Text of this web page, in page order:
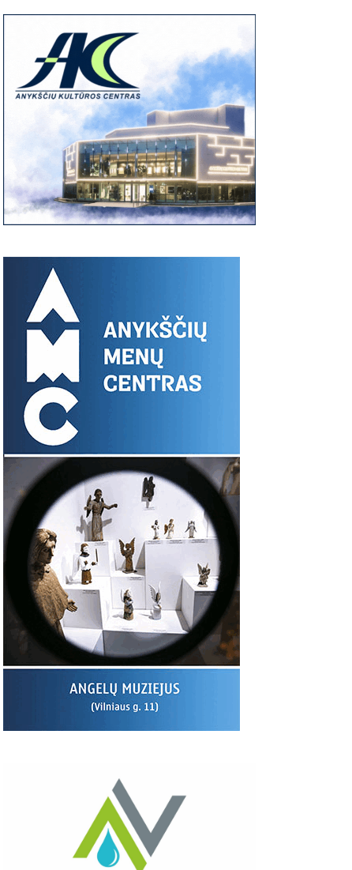
06:37
Giedriaus Šiukščiaus
atsiliepimas
Latavėnai: pasaulio
lietuvių vyskupo
tėviškė